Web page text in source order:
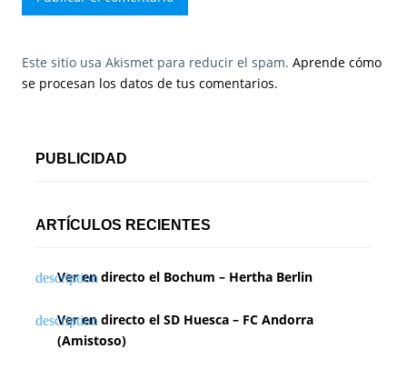
Este sitio usa Akismet para reducir el spam. Aprende cómo
se procesan los datos de tus comentarios.
PUBLICIDAD
ARTÍCULOS RECIENTES
Ver en directo el Bochum – Hertha Berlin
Ver en directo el SD Huesca – FC Andorra
(Amistoso)